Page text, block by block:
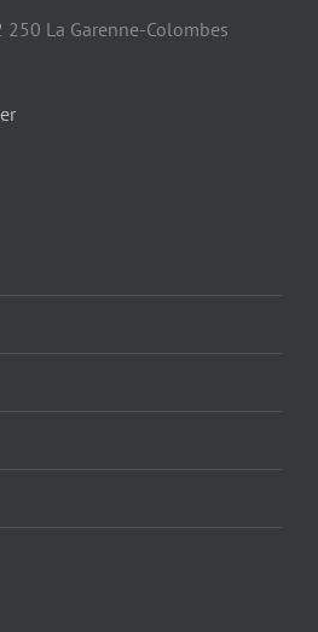
La Garenne-Colombes